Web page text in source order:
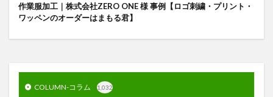
作業服加工｜株式会社ZERO ONE 様 事例【ロゴ刺繍・プリント・
ワッペンのオーダーはまもる君】
COLUMN-コラム 1,032